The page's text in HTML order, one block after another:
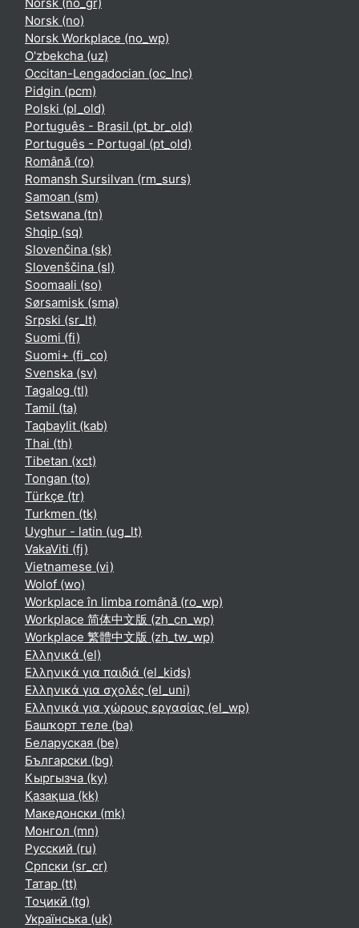
Norsk ‎(no)‎
Norsk Workplace ‎(no_wp)‎
O'zbekcha ‎(uz)‎
Occitan-Lengadocian ‎(oc_lnc)‎
Pidgin ‎(pcm)‎
Polski ‎(pl_old)‎
Português - Brasil ‎(pt_br_old)‎
Português - Portugal ‎(pt_old)‎
Română ‎(ro)‎
Romansh Sursilvan ‎(rm_surs)‎
Samoan ‎(sm)‎
Setswana ‎(tn)‎
Shqip ‎(sq)‎
Slovenčina ‎(sk)‎
Slovenščina ‎(sl)‎
Soomaali ‎(so)‎
Sørsamisk ‎(sma)‎
Srpski ‎(sr_lt)‎
Suomi ‎(fi)‎
Suomi+ ‎(fi_co)‎
Svenska ‎(sv)‎
Tagalog ‎(tl)‎
Tamil ‎(ta)‎
Taqbaylit ‎(kab)‎
Thai ‎(th)‎
Tibetan ‎(xct)‎
Tongan ‎(to)‎
Türkçe ‎(tr)‎
Turkmen ‎(tk)‎
Uyghur - latin ‎(ug_lt)‎
VakaViti ‎(fj)‎
Vietnamese ‎(vi)‎
Wolof ‎(wo)‎
Workplace în limba română ‎(ro_wp)‎
Workplace 简体中文版 ‎(zh_cn_wp)‎
Workplace 繁體中文版 ‎(zh_tw_wp)‎
Ελληνικά ‎(el)‎
Ελληνικά για παιδιά ‎(el_kids)‎
Ελληνικά για σχολές ‎(el_uni)‎
Ελληνικά για χώρους εργασίας ‎(el_wp)‎
Башҡорт теле ‎(ba)‎
Беларуская ‎(be)‎
Български ‎(bg)‎
Кыргызча ‎(ky)‎
Қазақша ‎(kk)‎
Македонски ‎(mk)‎
Монгол ‎(mn)‎
Русский ‎(ru)‎
Српски ‎(sr_cr)‎
Татар ‎(tt)‎
Тоҷикӣ ‎(tg)‎
Українська ‎(uk)‎